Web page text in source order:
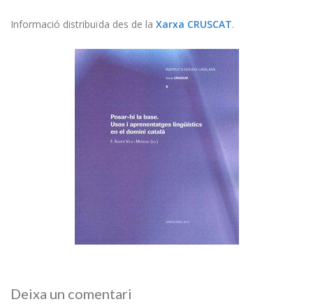
Informació distribuïda des de la Xarxa CRUSCAT.
Deixa un comentari